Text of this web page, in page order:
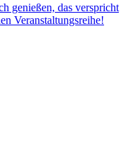
genießen, das verspricht
Veranstaltungsreihe!